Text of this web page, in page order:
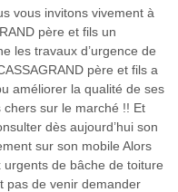
vous invitons vivement à
père et fils un
les travaux d’urgence de
père et fils a
améliorer la qualité de ses
sur le marché !! Et
dès aujourd’hui son
sur son mobile Alors
urgents de bâche de toiture
pas de venir demander